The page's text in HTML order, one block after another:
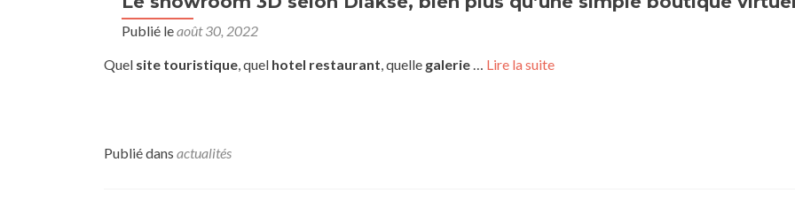
Publié leaoût 30, 2022
Quel site touristique, quel hotel restaurant, quelle galerie … Lire la suite
Publié dans actualités